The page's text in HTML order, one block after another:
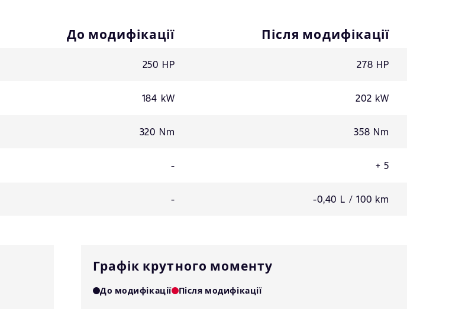
До модифікації Після модифікації
250 HP 278 HP
184 kW 202 kW
320 Nm 358 Nm
- + 5
- -0,40 L / 100 km
Графік крутного моменту
До модифікації Після модифікації